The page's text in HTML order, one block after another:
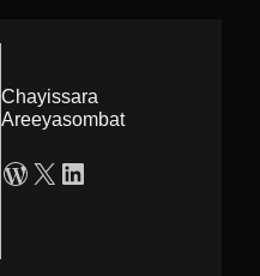
Chayissara
Areeyasombat
WordPress X LinkedIn